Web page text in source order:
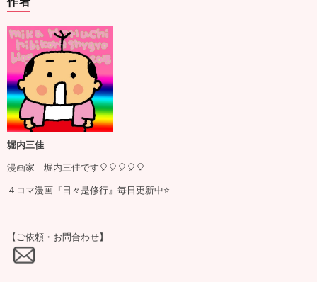
堀内三佳
漫画家 堀内三佳です🎈🎈🎈🎈🎈
４コマ漫画『日々是修行』毎日更新中⭐️
【ご依頼・お問合わせ】